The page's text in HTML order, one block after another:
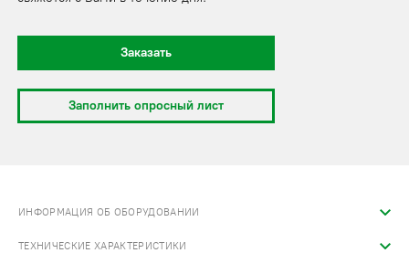
Заказать
Заполнить опросный лист
ИНФОРМАЦИЯ ОБ ОБОРУДОВАНИИ
ТЕХНИЧЕСКИЕ ХАРАКТЕРИСТИКИ